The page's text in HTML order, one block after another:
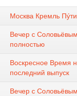
Москва Кремль
Вечер с
полностью
Воскресное Время
последний выпуск
Вечер с